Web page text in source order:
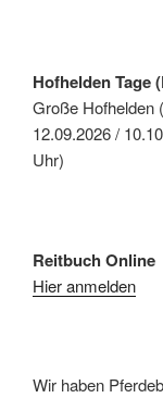
Hofhelden Tage
Große Hofhelden
12.09.2026 /
Uhr)
Reitbuch Online
Hier anmelden
Wir haben